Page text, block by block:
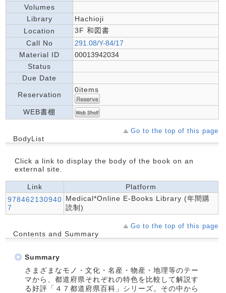
Volumes
Library
Hachioji
Location
3F 和図書
Call No
291.08/Y-84/17
Material ID
00013942034
Status
Due Date
Reservation
0items
WEB書棚
Go to the top of this page
BodyList
Click a link to display the body of the book on an
external site.
Link
Platform
978462130940
7
Medical*Online E-Books Library (年間購
読制)
Go to the top of this page
Contents and Summary
Summary
さまざまなモノ・文化・名産・物産・地理等のテー
マから、都道府県それぞれの特色を比較して解説す
る好評「４７都道府県百科」シリーズ。その中から